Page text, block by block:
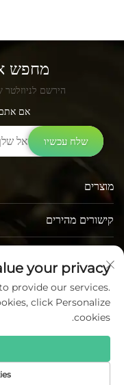
מחפש
הירשם לניוזלטר
אם אתם
שלח עכשיו
קישורים מהירים
מוצרים
כל הזכויות שמורות
your privacy
provide our services.
click Personalize
cookies.